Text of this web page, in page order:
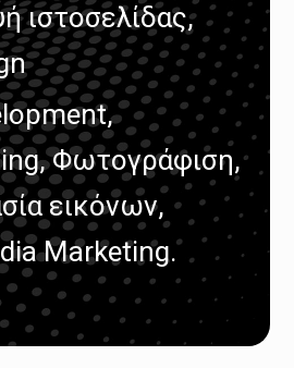
ιστοσελίδας,
Φωτογράφιση,
εικόνων,
Marketing.